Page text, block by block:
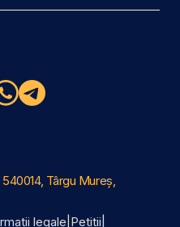
Târgu Mureș,
legale Petiții